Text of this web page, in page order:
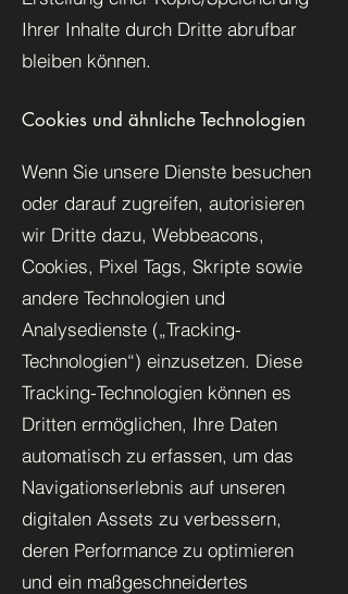
Ihrer Inhalte durch Dritte abrufbar
bleiben können.
Cookies und ähnliche Technologien
Wenn Sie unsere Dienste besuchen
oder darauf zugreifen, autorisieren
wir Dritte dazu, Webbeacons,
Cookies, Pixel Tags, Skripte sowie
andere Technologien und
Analysedienste („Tracking-
Technologien“) einzusetzen. Diese
Tracking-Technologien können es
Dritten ermöglichen, Ihre Daten
automatisch zu erfassen, um das
Navigationserlebnis auf unseren
digitalen Assets zu verbessern,
deren Performance zu optimieren
und ein maßgeschneidertes